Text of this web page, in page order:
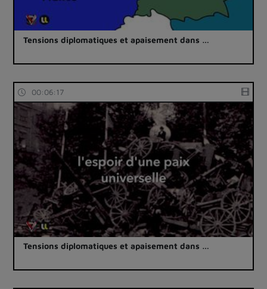
Tensions diplomatiques et apaisement dans …
00:06:17
Tensions diplomatiques et apaisement dans …